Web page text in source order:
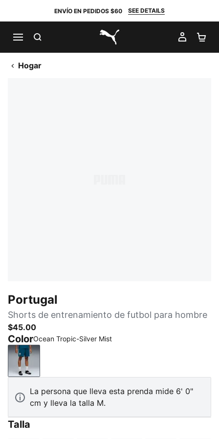
ENVÍO EN PEDIDOS $60 SEE DETAILS
PUMA.com
MI
Hogar
Portugal
Shorts de entrenamiento de futbol para hombre
$45.00
ColorOcean Tropic-Silver Mist
Ocean Tropic-Silver Mist
La persona que lleva esta prenda mide 6' 0"
cm y lleva la talla M.
Talla